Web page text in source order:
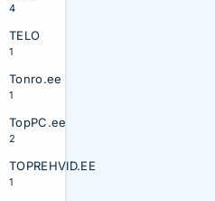
4
TELO
1
Tonro.ee
1
TopPC.ee
2
TOPREHVID.EE
1